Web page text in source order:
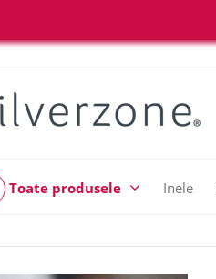
Toate produsele Inele